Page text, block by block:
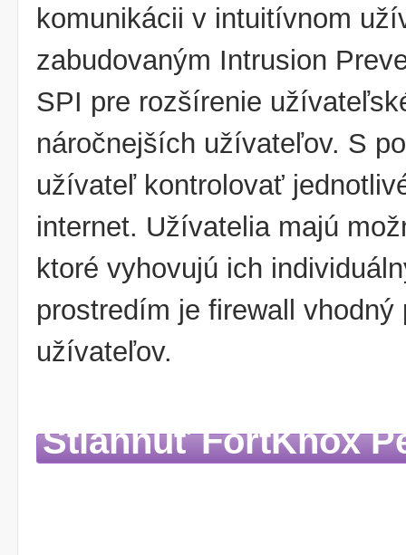
komunikácii v intuitívnom
zabudovaným Intrusion
SPI pre rozšírenie
náročnejších užívateľov. S
užívateľ kontrolovať
internet. Užívatelia majú
ktoré vyhovujú ich
prostredím je firewall
užívateľov.
Stiahnuť FortKnox